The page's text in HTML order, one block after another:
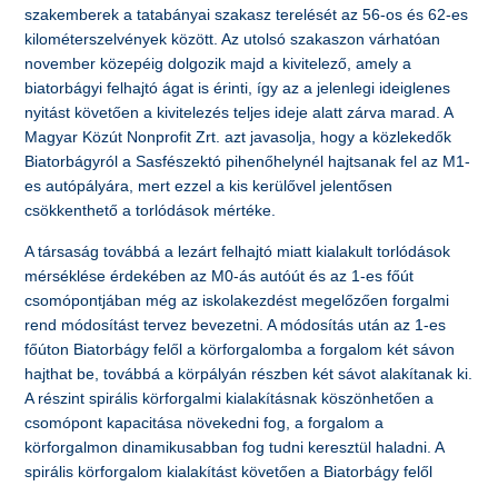
szakemberek a tatabányai szakasz terelését az 56-os és 62-es
kilométerszelvények között. Az utolsó szakaszon várhatóan
november közepéig dolgozik majd a kivitelező, amely a
biatorbágyi felhajtó ágat is érinti, így az a jelenlegi ideiglenes
nyitást követően a kivitelezés teljes ideje alatt zárva marad. A
Magyar Közút Nonprofit Zrt. azt javasolja, hogy a közlekedők
Biatorbágyról a Sasfészektó pihenőhelynél hajtsanak fel az M1-
es autópályára, mert ezzel a kis kerülővel jelentősen
csökkenthető a torlódások mértéke.
A társaság továbbá a lezárt felhajtó miatt kialakult torlódások
mérséklése érdekében az M0-ás autóút és az 1-es főút
csomópontjában még az iskolakezdést megelőzően forgalmi
rend módosítást tervez bevezetni. A módosítás után az 1-es
főúton Biatorbágy felől a körforgalomba a forgalom két sávon
hajthat be, továbbá a körpályán részben két sávot alakítanak ki.
A részint spirális körforgalmi kialakításnak köszönhetően a
csomópont kapacitása növekedni fog, a forgalom a
körforgalmon dinamikusabban fog tudni keresztül haladni. A
spirális körforgalom kialakítást követően a Biatorbágy felől